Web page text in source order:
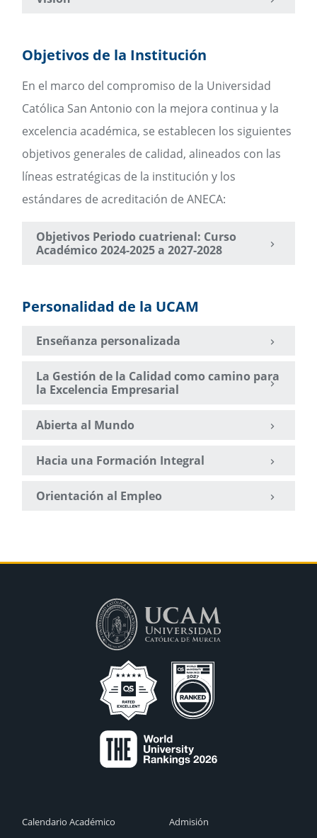
Objetivos de la Institución
En el marco del compromiso de la Universidad
Católica San Antonio con la mejora continua y la
excelencia académica, se establecen los siguientes
objetivos generales de calidad, alineados con las
líneas estratégicas de la institución y los
estándares de acreditación de ANECA:
Objetivos Periodo cuatrienal: Curso
Académico 2024-2025 a 2027-2028
Personalidad de la UCAM
Enseñanza personalizada
La Gestión de la Calidad como camino para
la Excelencia Empresarial
Abierta al Mundo
Hacia una Formación Integral
Orientación al Empleo
Calendario Académico Admisión